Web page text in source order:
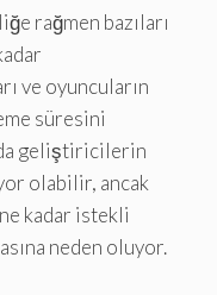
rağmen bazıları
ve oyuncuların
süresini
geliştiricilerin
olabilir, ancak
kadar istekli
neden oluyor.